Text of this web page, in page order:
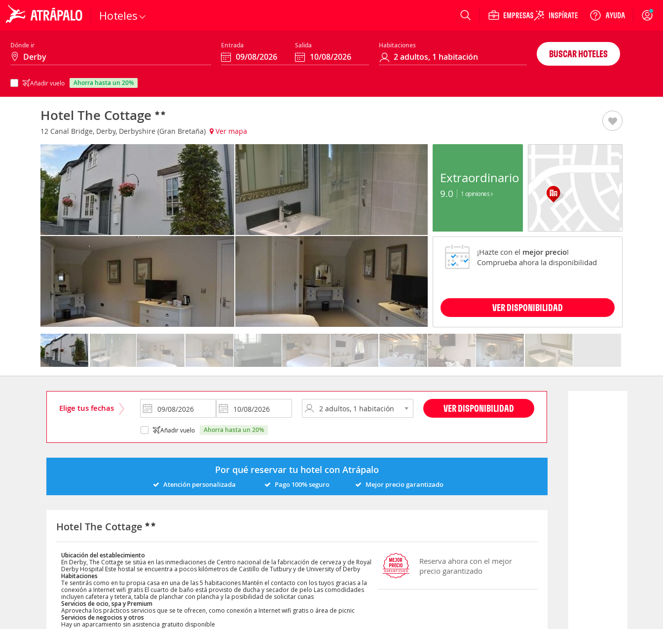
Hoteles Login
Dónde ir Entrada Salida Habitaciones
Añadir vuelo ahorra hasta un 20%
BUSCAR HOTELES
Hotel The Cottage
12 Canal Bridge, Derby, Derbyshire (Gran Bretaña) Ver mapa
Extraordinario
9.0 1 opiniones
¡Hazte con el mejor precio!
Comprueba ahora la disponibilidad
VER DISPONIBILIDAD
Elige tus fechas VER DISPONIBILIDAD
Añadir vuelo ahorra hasta un 20%
Por qué reservar tu hotel con Atrápalo
Atención personalizada Pago 100% seguro Mejor precio garantizado
Hotel The Cottage
Ubicación del establecimiento
En Derby, The Cottage se sitúa en las inmediaciones de Centro nacional de la fabricación de cerveza y de Royal
Derby Hospital Este hostal se encuentra a pocos kilómetros de Castillo de Tutbury y de University of Derby
Habitaciones
Te sentirás como en tu propia casa en una de las 5 habitaciones Mantén el contacto con los tuyos gracias a la
conexión a Internet wifi gratis El cuarto de baño está provisto de ducha y secador de pelo Las comodidades
incluyen cafetera y tetera, tabla de planchar con plancha y la posibilidad de solicitar cunas
Servicios de ocio, spa y Premium
Aprovecha los prácticos servicios que se te ofrecen, como conexión a Internet wifi gratis o área de picnic
Servicios de negocios y otros
Hay un aparcamiento sin asistencia gratuito disponible
Reserva ahora con el mejor
precio garantizado